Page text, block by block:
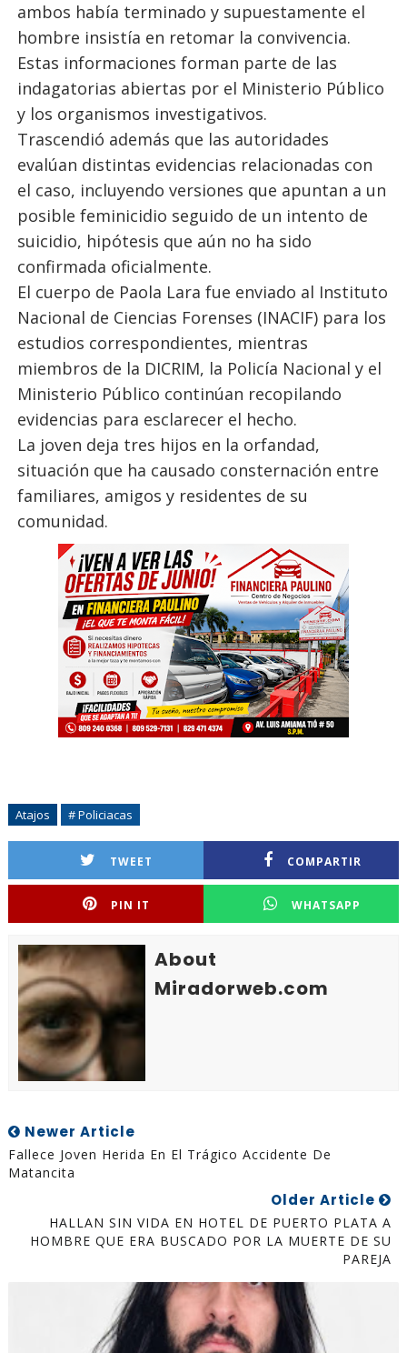
ambos había terminado y supuestamente el
hombre insistía en retomar la convivencia.
Estas informaciones forman parte de las
indagatorias abiertas por el Ministerio Público
y los organismos investigativos.
Trascendió además que las autoridades
evalúan distintas evidencias relacionadas con
el caso, incluyendo versiones que apuntan a un
posible feminicidio seguido de un intento de
suicidio, hipótesis que aún no ha sido
confirmada oficialmente.
El cuerpo de Paola Lara fue enviado al Instituto
Nacional de Ciencias Forenses (INACIF) para los
estudios correspondientes, mientras
miembros de la DICRIM, la Policía Nacional y el
Ministerio Público continúan recopilando
evidencias para esclarecer el hecho.
La joven deja tres hijos en la orfandad,
situación que ha causado consternación entre
familiares, amigos y residentes de su
comunidad.
Atajos # Policiacas
TWEET COMPARTIR
PIN IT WHATSAPP
About
Miradorweb.com
Newer Article
Fallece Joven Herida En El Trágico Accidente De
Matancita
Older Article
HALLAN SIN VIDA EN HOTEL DE PUERTO PLATA A
HOMBRE QUE ERA BUSCADO POR LA MUERTE DE SU
PAREJA